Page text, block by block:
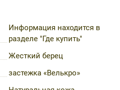
Информация находится в
разделе "Где купить"
Жесткий берец
застежка «Велькро»